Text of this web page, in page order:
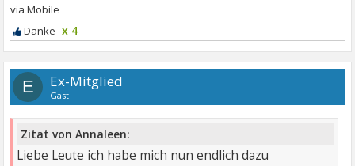
x 4
E Ex-Mitglied
Gast
Zitat von Annaleen:
Liebe Leute ich habe mich nun endlich dazu